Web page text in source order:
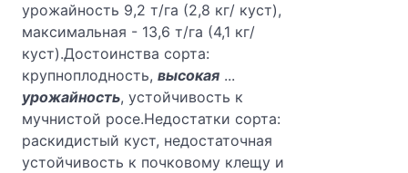
урожайность 9,2 т/га (2,8 кг/ куст),
максимальная - 13,6 т/га (4,1 кг/
куст).Достоинства сорта:
крупноплодность, высокая ...
урожайность, устойчивость к
мучнистой росе.Недостатки сорта:
раскидистый куст, недостаточная
устойчивость к почковому клещу и